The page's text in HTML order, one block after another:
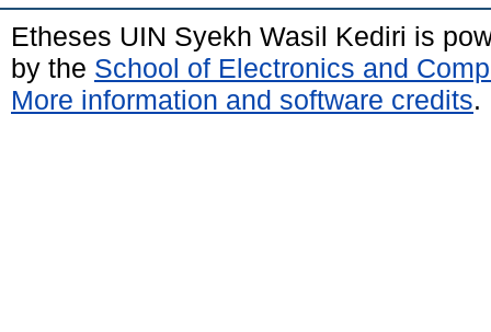
Etheses UIN Syekh Wasil Kediri is
by the School of Electronics and
More information and software credits.